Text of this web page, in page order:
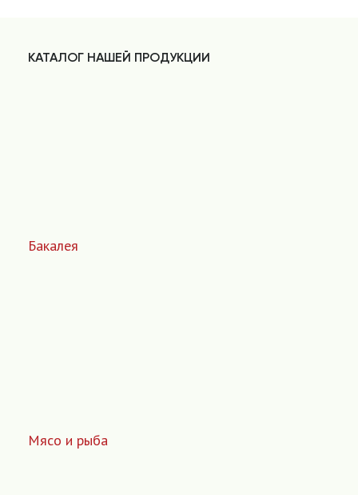
КАТАЛОГ НАШЕЙ ПРОДУКЦИИ
Бакалея
Мясо и рыба